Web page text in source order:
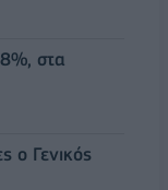
στα
ο Γενικός